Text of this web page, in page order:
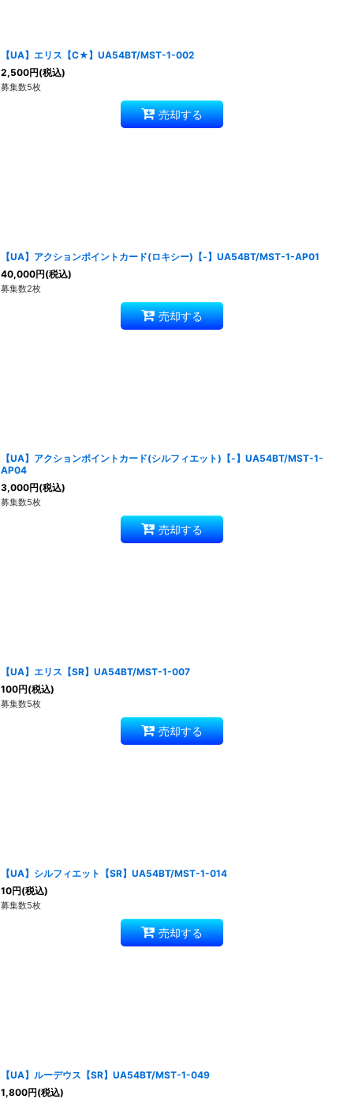
【UA】エリス【C★】UA54BT/MST-1-002
2,500円(税込)
募集数5枚
売却する
【UA】アクションポイントカード(ロキシー)【-】UA54BT/MST-1-AP01
40,000円(税込)
募集数2枚
売却する
【UA】アクションポイントカード(シルフィエット)【-】UA54BT/MST-1-
AP04
3,000円(税込)
募集数5枚
売却する
【UA】エリス【SR】UA54BT/MST-1-007
100円(税込)
募集数5枚
売却する
【UA】シルフィエット【SR】UA54BT/MST-1-014
10円(税込)
募集数5枚
売却する
【UA】ルーデウス【SR】UA54BT/MST-1-049
1,800円(税込)